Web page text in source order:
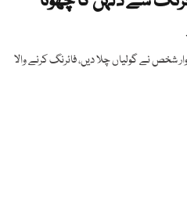
شخص نے گولیاں چلا دیں، فائرنگ کرنے والا